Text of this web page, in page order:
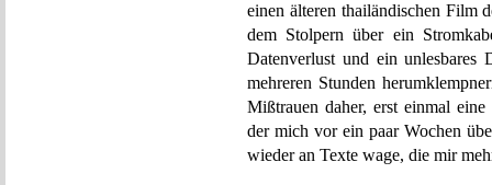
einen älteren thailändischen Film
dem Stolpern über ein
Datenverlust und ein unlesbares
mehreren Stunden
Mißtrauen daher, erst einmal
der mich vor ein paar Wochen
wieder an Texte wage, die mir